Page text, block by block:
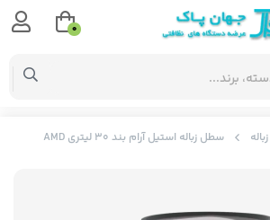
سطل زباله استیل آرام بند 30 لیتری AMD
0